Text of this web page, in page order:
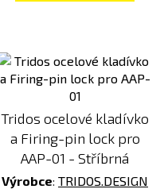
Tridos ocelové kladívko
a Firing-pin lock pro
AAP-01 - Stříbrná
Výrobce: TRIDOS.DESIGN